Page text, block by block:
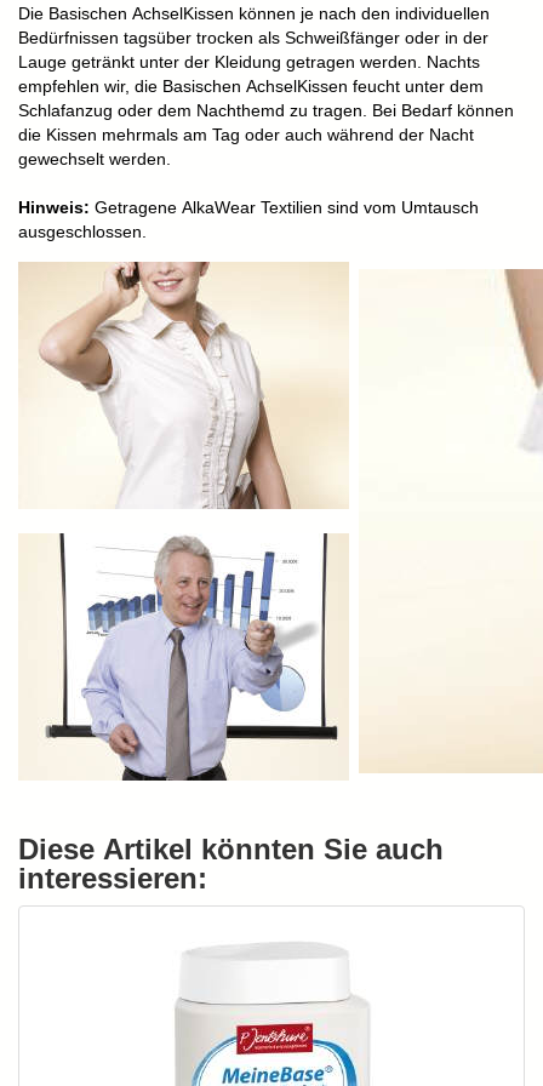
Die Basischen AchselKissen können je nach den individuellen
Bedürfnissen tagsüber trocken als Schweißfänger oder in der
Lauge getränkt unter der Kleidung getragen werden. Nachts
empfehlen wir, die Basischen AchselKissen feucht unter dem
Schlafanzug oder dem Nachthemd zu tragen. Bei Bedarf können
die Kissen mehrmals am Tag oder auch während der Nacht
gewechselt werden.
Hinweis: Getragene AlkaWear Textilien sind vom Umtausch
ausgeschlossen.
Diese Artikel könnten Sie auch
interessieren: